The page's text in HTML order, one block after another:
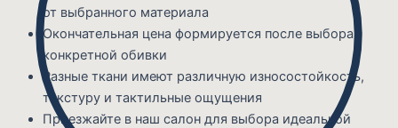
от выбранного материала
Окончательная цена формируется после выбора
конкретной обивки
Разные ткани имеют различную износостойкость,
текстуру и тактильные ощущения
Приезжайте в наш салон для выбора идеальной